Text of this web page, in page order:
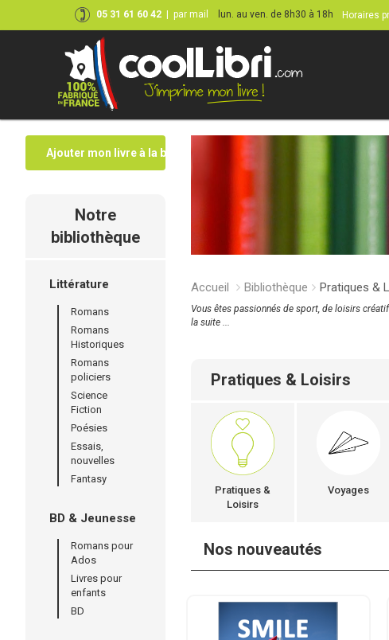
05 31 61 60 42 par mail lun. au ven. de 8h30 à 18h Horaires
Ajouter mon livre à la bibliothèque
Notre
bibliothèque
Littérature
Romans
Romans
Historiques
Romans
policiers
Science
Fiction
Poésies
Essais,
nouvelles
Fantasy
BD & Jeunesse
Romans pour
Ados
Livres pour
enfants
BD
Accueil Bibliothèque Pratiques &
Vous êtes passionnés de sport, de loisirs
la suite ...
Pratiques & Loisirs
Pratiques &
Loisirs
Voyages
Nos nouveautés